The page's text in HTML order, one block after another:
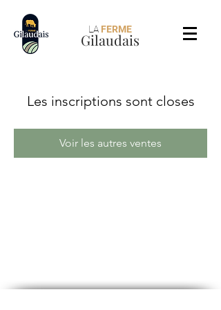
LA FERME
Gilaudais
Les inscriptions sont closes
Voir les autres ventes